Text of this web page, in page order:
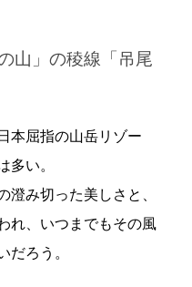
山」の稜線「吊尾
本屈指の山岳リゾー
多い。
澄み切った美しさと、
れ、いつまでもその風
だろう。